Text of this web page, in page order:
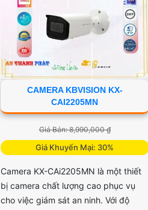
CAMERA KBVISION KX-
CAI2205MN
Giá Bán: 8,990,000 ₫
Giá Khuyến Mại: 30%
Camera KX-CAi2205MN là một thiết
bị camera chất lượng cao phục vụ
cho việc giám sát an ninh. Với độ